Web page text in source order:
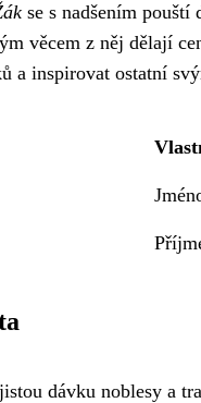
se s nadšením
věcem z něj dělají
a inspirovat ostatní
dávku noblesy a